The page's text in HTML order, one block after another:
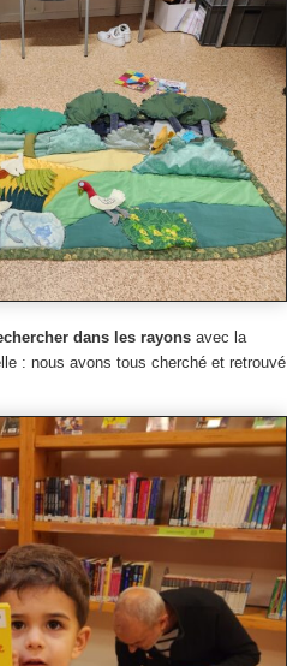
dans les rayons avec la
: nous avons tous cherché et retrouvé